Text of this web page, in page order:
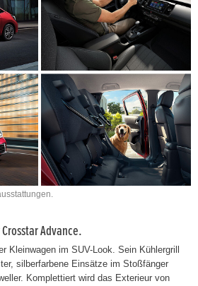
Advance.
Kleinwagen im SUV-Look. Sein Kühlergrill
silberfarbene Einsätze im Stoßfänger
Komplettiert wird das Exterieur von